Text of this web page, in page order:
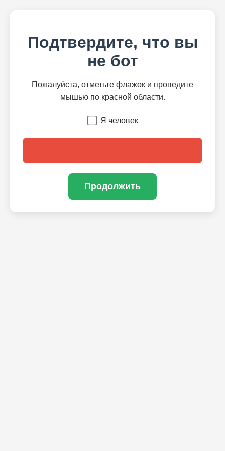
Подтвердите, что вы
не бот
Пожалуйста, отметьте флажок и проведите
мышью по красной области.
Я человек
Продолжить